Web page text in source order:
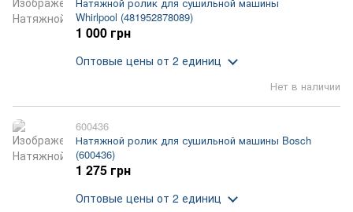
Whirlpool (481952878089)
Нет в наличии
1 000 грн
Оптовые цены от 2 единиц
600436
Натяжной ролик для сушильной машины Bosch
(600436)
1 275 грн
Оптовые цены от 2 единиц